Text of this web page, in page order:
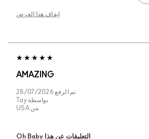
إيقاف هذا العرض
AMAZING
تم الرفع 28/07/2026
بواسطة Tay
من USA
التعليقات عن هذا Oh Baby